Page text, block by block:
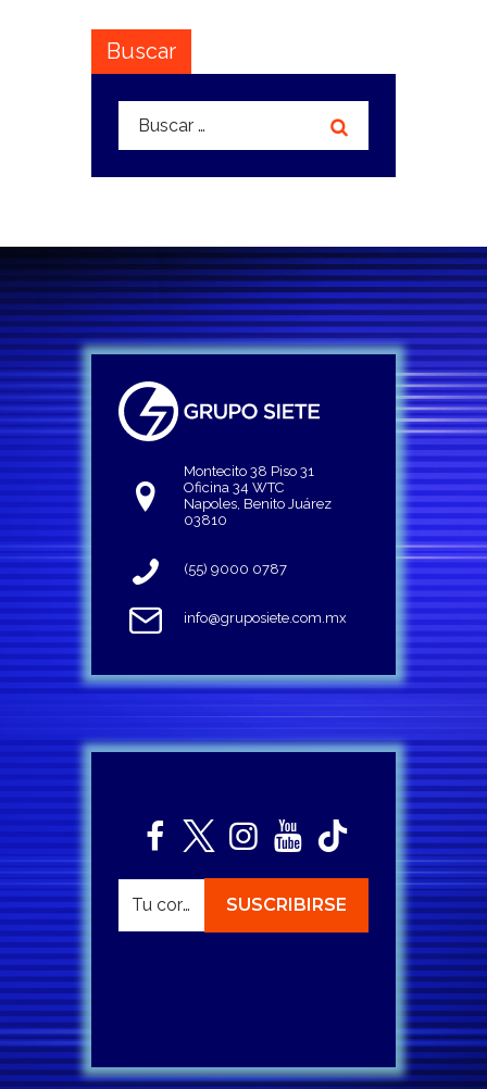
Buscar
Buscar:
Montecito 38 Piso 31
Oficina 34 WTC
Napoles, Benito Juárez
03810
(55) 9000 0787
info@gruposiete.com.mx